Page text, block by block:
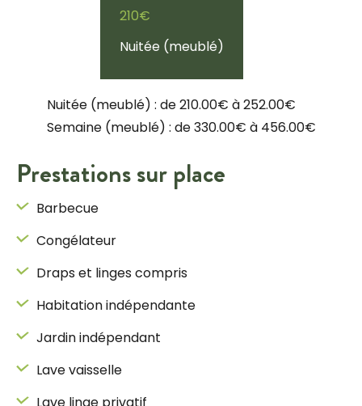
210€
Nuitée (meublé)
Nuitée (meublé) : de 210.00€ à 252.00€
Semaine (meublé) : de 330.00€ à 456.00€
Prestations sur place
Barbecue
Congélateur
Draps et linges compris
Habitation indépendante
Jardin indépendant
Lave vaisselle